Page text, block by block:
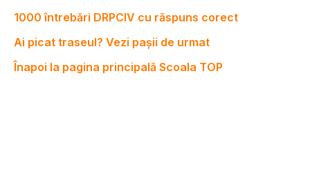
1000 întrebări DRPCIV cu răspuns corect
Ai picat traseul? Vezi pașii de urmat
Înapoi la pagina principală Scoala TOP